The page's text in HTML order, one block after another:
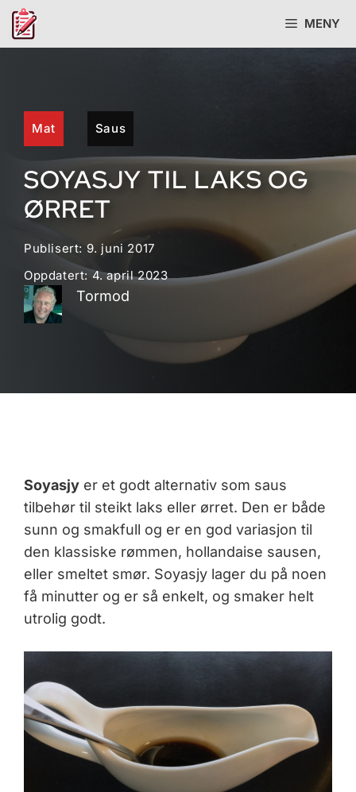
Hopp
MENY
Mat Saus
SOYASJY TIL LAKS OG
ØRRET
Publisert: 9. juni 2017
Oppdatert: 4. april 2023
Tormod
Soyasjyer et godt alternativ som saus
tilbehør til steikt laks eller ørret. Den er både
sunn og smakfull og er en god variasjon til
den klassiske rømmen, hollandaise sausen,
eller smeltet smør. Soyasjy lager du på noen
få minutter og er så enkelt, og smaker helt
utrolig godt.